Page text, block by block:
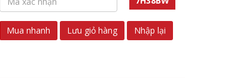
Mua nhanh Lưu giỏ hàng Nhập lại